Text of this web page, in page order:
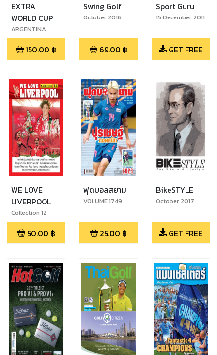
EXTRA
WORLD CUP
ARGENTINA
CHAMPIONS
Qatar 2022
150.00 ฿
Swing Golf
October 2016
69.00 ฿
Sport Guru
15 December 2011
GET FREE
WE LOVE
LIVERPOOL
Collection 12
50.00 ฿
ฟุตบอลสยาม
VOLUME 1749
25.00 ฿
BikeSTYLE
October 2017
GET FREE